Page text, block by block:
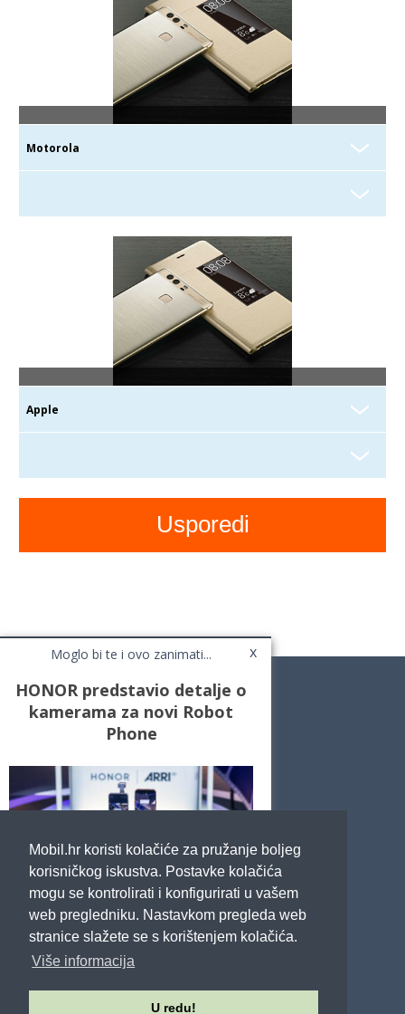
Mobil.hr koristi kolačiće za pružanje boljeg
korisničkog iskustva. Postavke kolačića
mogu se kontrolirati i konfigurirati u vašem
web pregledniku. Nastavkom pregleda web
stranice slažete se s korištenjem kolačića.
Više informacija
U redu!
Moglo bi te i ovo zanimati... x
HONOR predstavio detalje o
kamerama za novi Robot
Phone
Top Liste
Cafe Mobil
Usporedi mobitele
Impressum
Marketing
Pravne odredbe
Izjava o privatnosti
POTRAŽITE NAS
Sva prava pridržana - Mobil.hr - 2026.